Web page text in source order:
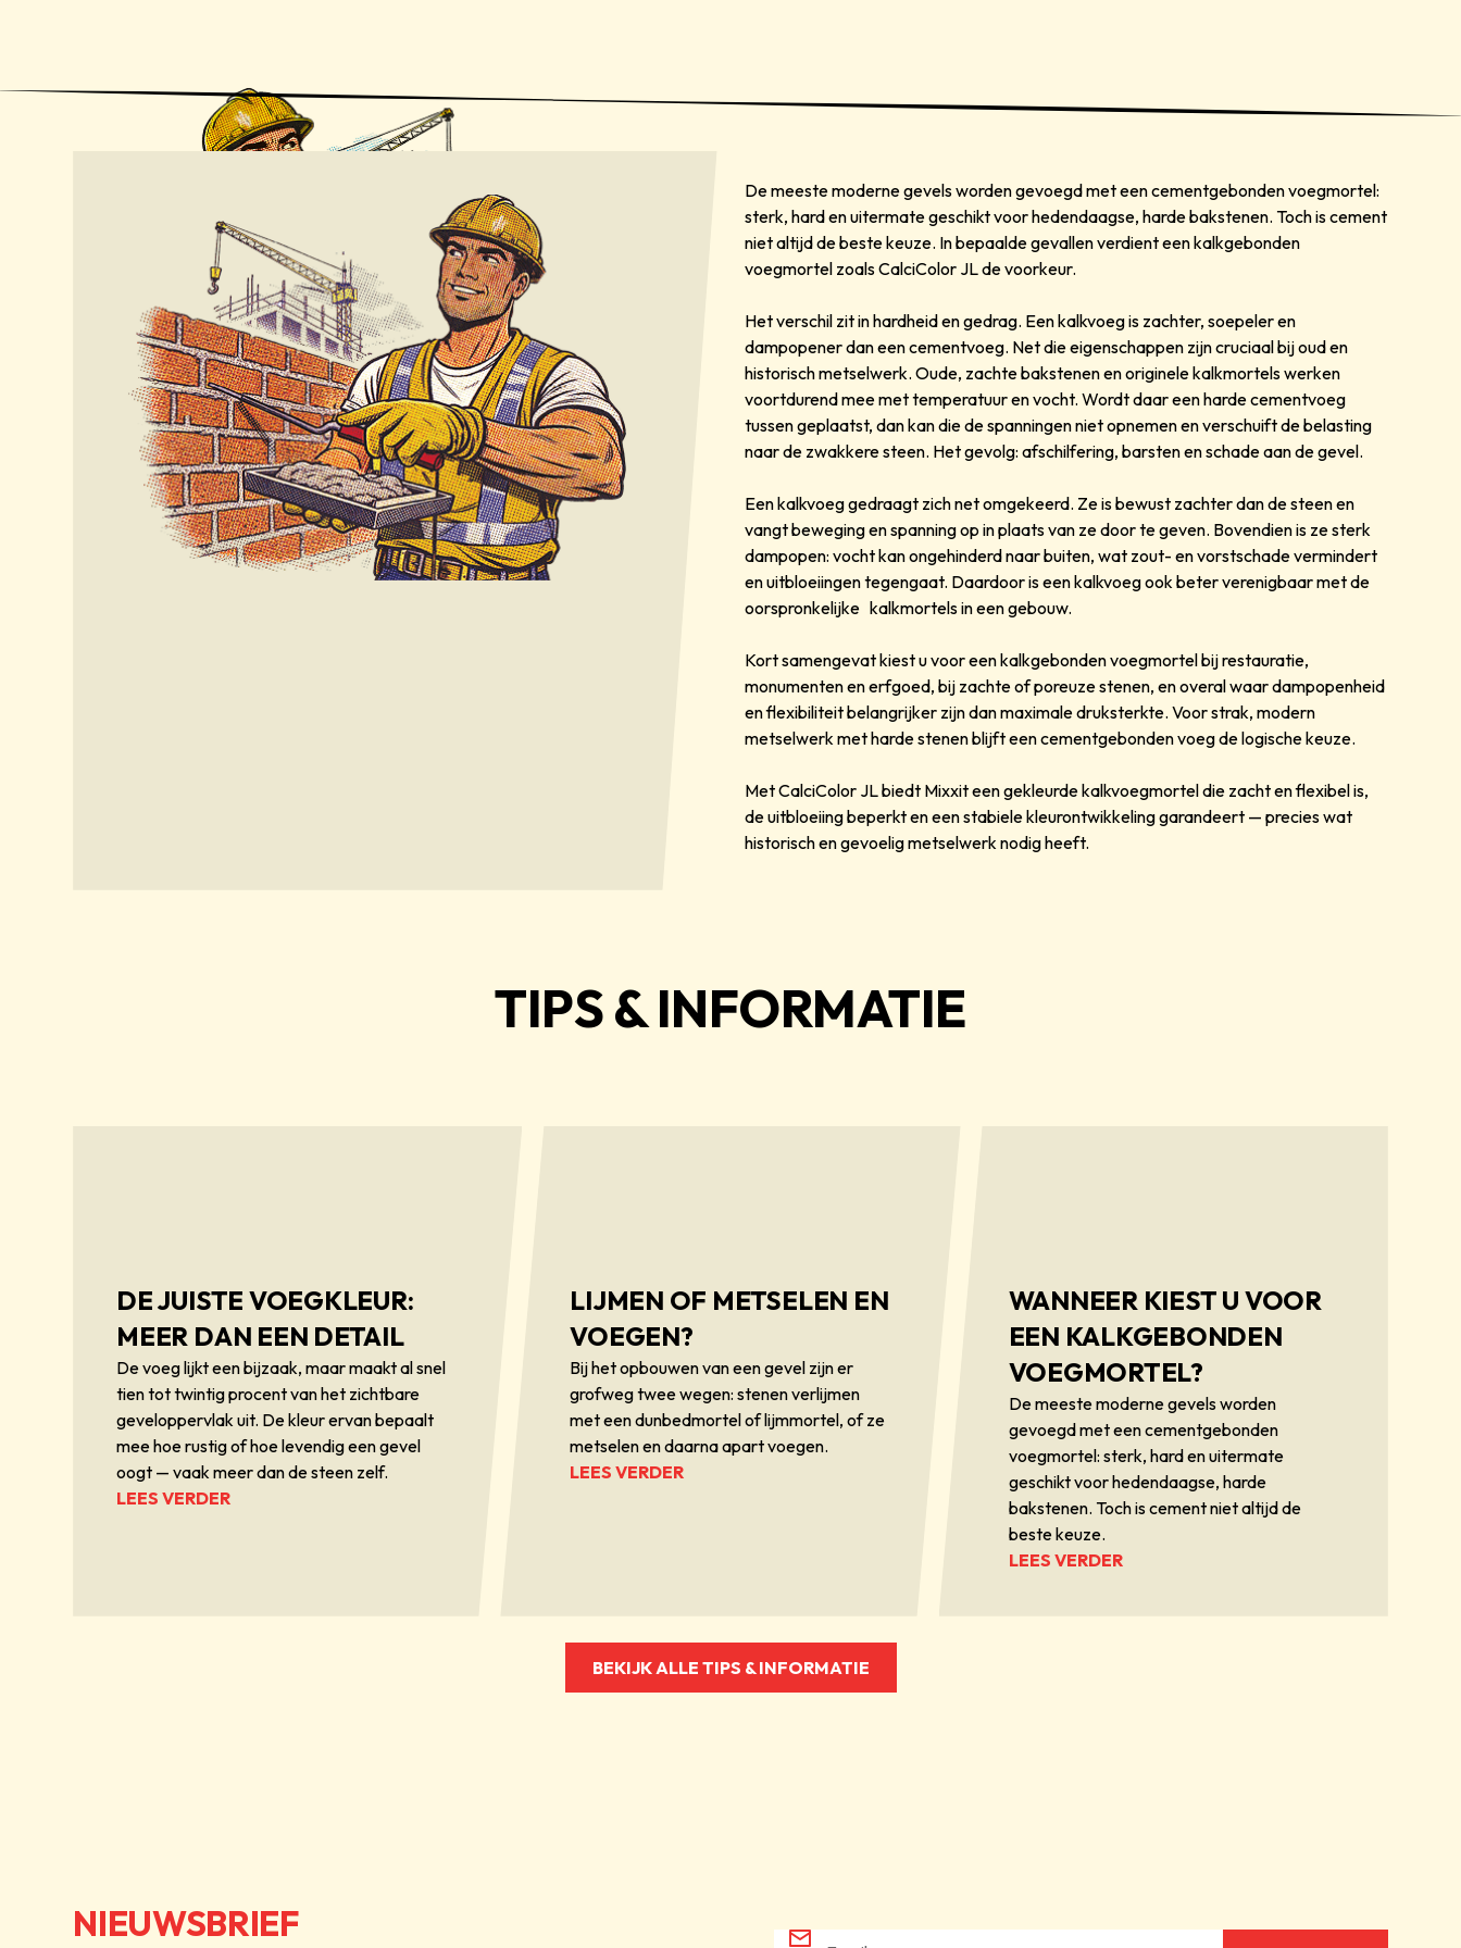
De meeste moderne gevels worden gevoegd met een cementgebonden voegmortel:
sterk, hard en uitermate geschikt voor hedendaagse, harde bakstenen. Toch is cement
niet altijd de beste keuze. In bepaalde gevallen verdient een kalkgebonden
voegmortel zoals CalciColor JL de voorkeur.
Het verschil zit in hardheid en gedrag. Een kalkvoeg is zachter, soepeler en
dampopener dan een cementvoeg. Net die eigenschappen zijn cruciaal bij oud en
historisch metselwerk. Oude, zachte bakstenen en originele kalkmortels werken
voortdurend mee met temperatuur en vocht. Wordt daar een harde cementvoeg
tussen geplaatst, dan kan die de spanningen niet opnemen en verschuift de belasting
naar de zwakkere steen. Het gevolg: afschilfering, barsten en schade aan de gevel.
Een kalkvoeg gedraagt zich net omgekeerd. Ze is bewust zachter dan de steen en
vangt beweging en spanning op in plaats van ze door te geven. Bovendien is ze sterk
dampopen: vocht kan ongehinderd naar buiten, wat zout- en vorstschade vermindert
en uitbloeiingen tegengaat. Daardoor is een kalkvoeg ook beter verenigbaar met de
oorspronkelijke kalkmortels in een gebouw.
Kort samengevat kiest u voor een kalkgebonden voegmortel bij restauratie,
monumenten en erfgoed, bij zachte of poreuze stenen, en overal waar dampopenheid
en flexibiliteit belangrijker zijn dan maximale druksterkte. Voor strak, modern
metselwerk met harde stenen blijft een cementgebonden voeg de logische keuze.
Met CalciColor JL biedt Mixxit een gekleurde kalkvoegmortel die zacht en flexibel is,
de uitbloeiing beperkt en een stabiele kleurontwikkeling garandeert — precies wat
historisch en gevoelig metselwerk nodig heeft.
TIPS & INFORMATIE
DE JUISTE VOEGKLEUR:
MEER DAN EEN DETAIL
De voeg lijkt een bijzaak, maar maakt al snel
tien tot twintig procent van het zichtbare
geveloppervlak uit. De kleur ervan bepaalt
mee hoe rustig of hoe levendig een gevel
oogt — vaak meer dan de steen zelf.
LEES VERDER
LIJMEN OF METSELEN EN
VOEGEN?
Bij het opbouwen van een gevel zijn er
grofweg twee wegen: stenen verlijmen
met een dunbedmortel of lijmmortel, of ze
metselen en daarna apart voegen.
LEES VERDER
WANNEER KIEST U VOOR
EEN KALKGEBONDEN
VOEGMORTEL?
De meeste moderne gevels worden
gevoegd met een cementgebonden
voegmortel: sterk, hard en uitermate
geschikt voor hedendaagse, harde
bakstenen. Toch is cement niet altijd de
beste keuze.
LEES VERDER
BEKIJK ALLE TIPS & INFORMATIE
NIEUWSBRIEF